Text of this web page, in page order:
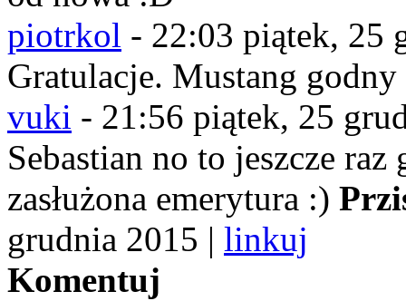
piotrkol - 22:03 piątek, 25
Gratulacje. Mustang
vuki - 21:56 piątek, 25
Sebastian no to jeszcze
zasłużona emerytura :)
grudnia 2015 | linkuj
Komentuj